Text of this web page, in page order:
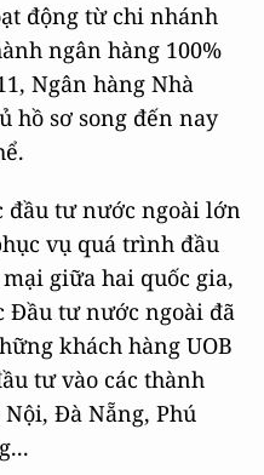
động từ chi nhánh
ngân hàng 100%
Ngân hàng Nhà
hồ sơ song đến nay
đầu tư nước ngoài lớn
vụ quá trình đầu
giữa hai quốc gia,
Đầu tư nước ngoài đã
khách hàng UOB
tư vào các thành
Đà Nẵng, Phú